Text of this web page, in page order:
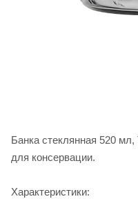
Банка стеклянная 520
для консервации.
Характеристики: